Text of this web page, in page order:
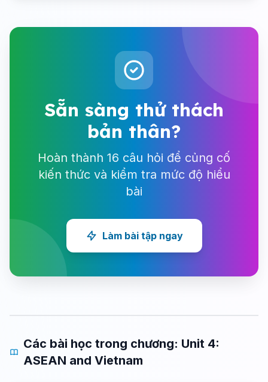
Sẵn sàng thử thách
bản thân?
Hoàn thành 16 câu hỏi để củng cố
kiến thức và kiểm tra mức độ hiểu
bài
Làm bài tập ngay
Các bài học trong chương: Unit 4:
ASEAN and Vietnam